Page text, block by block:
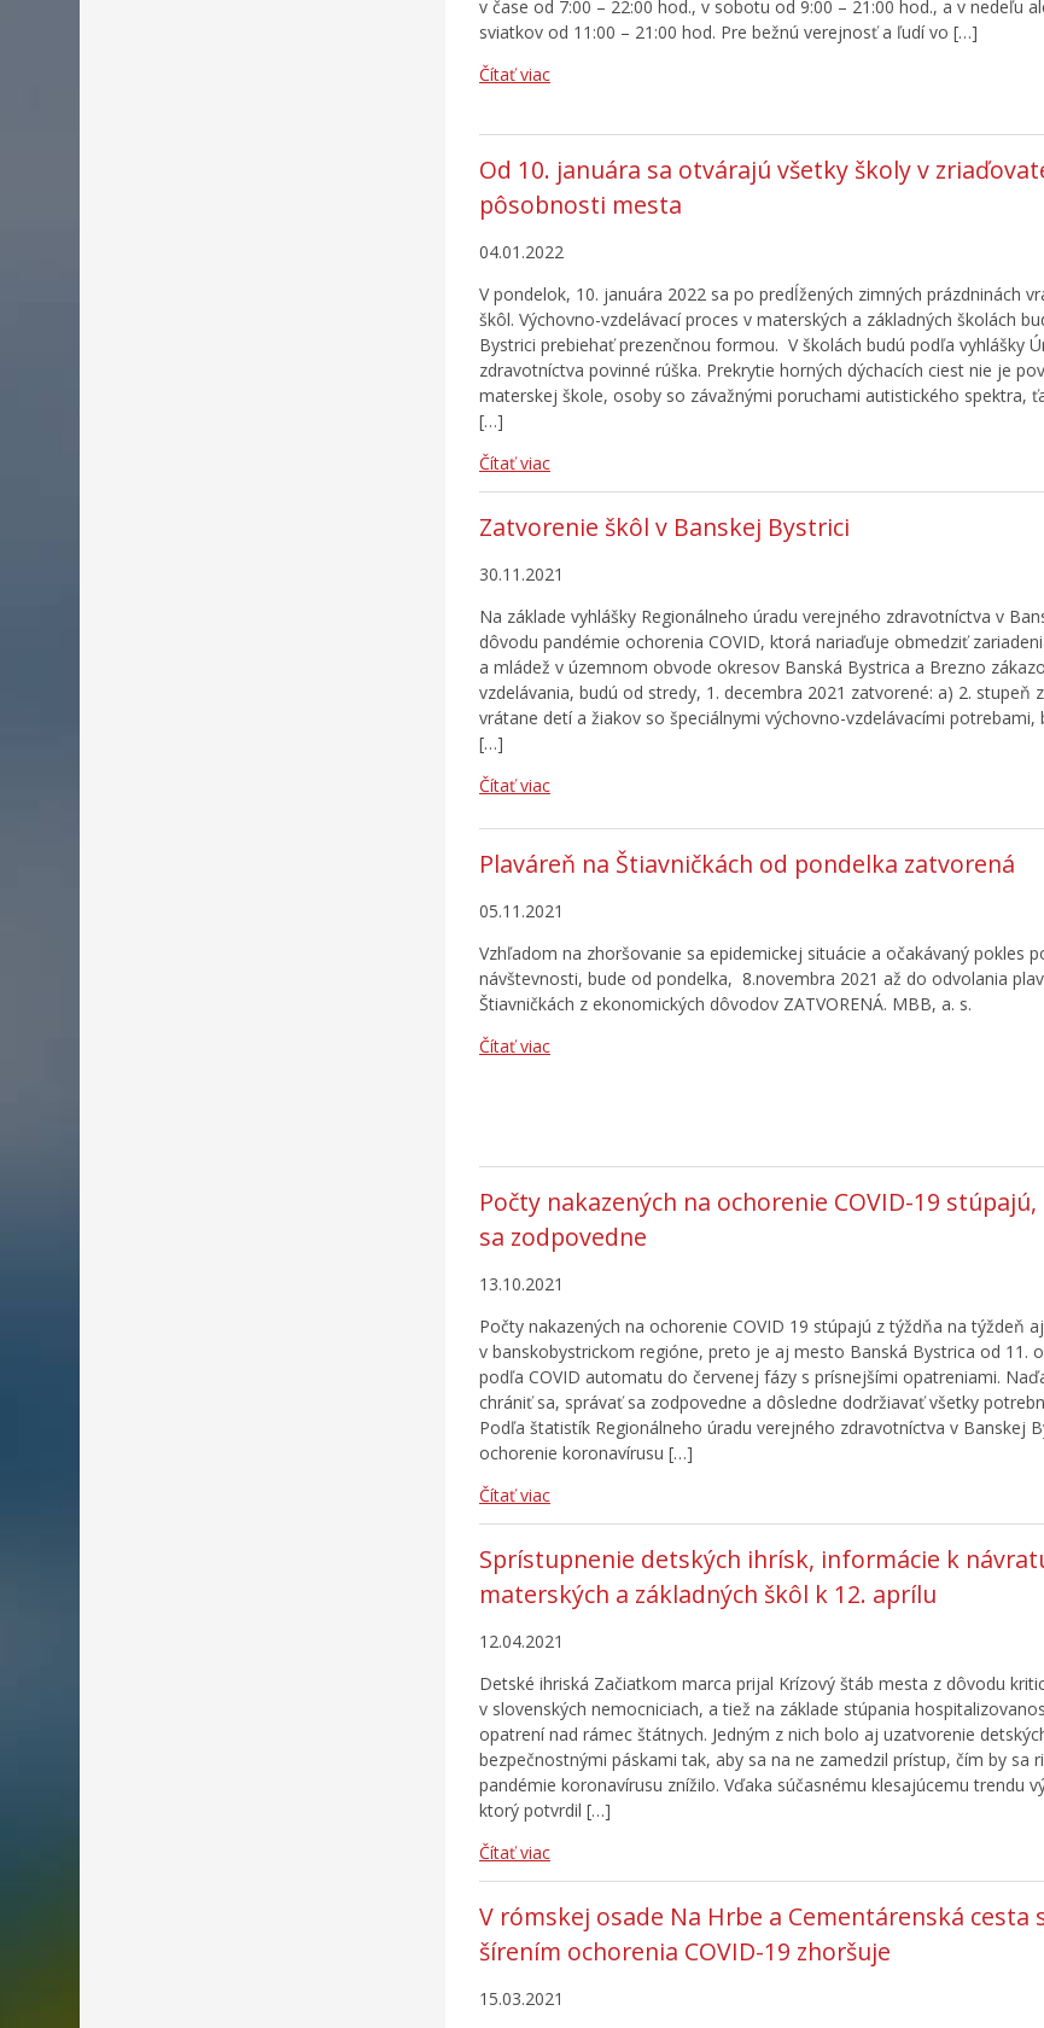
v čase od 7:00 – 22:00 hod., v sobotu od 9:00 – 21:00 hod., a v nedeľu
sviatkov od 11:00 – 21:00 hod. Pre bežnú verejnosť a ľudí vo […]
Čítať viac
Od 10. januára sa otvárajú všetky školy v
pôsobnosti mesta
04.01.2022
V pondelok, 10. januára 2022 sa po predĺžených zimných prázdninách
škôl. Výchovno-vzdelávací proces v materských a základných školách
Bystrici prebiehať prezenčnou formou. V školách budú podľa vyhlášky
zdravotníctva povinné rúška. Prekrytie horných dýchacích ciest nie je
materskej škole, osoby so závažnými poruchami autistického spektra,
[…]
Čítať viac
Zatvorenie škôl v Banskej Bystrici
30.11.2021
Na základe vyhlášky Regionálneho úradu verejného zdravotníctva v
dôvodu pandémie ochorenia COVID, ktorá nariaďuje obmedziť
a mládež v územnom obvode okresov Banská Bystrica a Brezno
vzdelávania, budú od stredy, 1. decembra 2021 zatvorené: a) 2. stupeň
vrátane detí a žiakov so špeciálnymi výchovno-vzdelávacími potrebami,
[…]
Čítať viac
Plaváreň na Štiavničkách od pondelka zatvorená
05.11.2021
Vzhľadom na zhoršovanie sa epidemickej situácie a očakávaný pokles
návštevnosti, bude od pondelka, 8.novembra 2021 až do odvolania
Štiavničkách z ekonomických dôvodov ZATVORENÁ. MBB, a. s.
Čítať viac
Počty nakazených na ochorenie COVID-19
sa zodpovedne
13.10.2021
Počty nakazených na ochorenie COVID 19 stúpajú z týždňa na týždeň aj
v banskobystrickom regióne, preto je aj mesto Banská Bystrica od 11.
podľa COVID automatu do červenej fázy s prísnejšími opatreniami.
chrániť sa, správať sa zodpovedne a dôsledne dodržiavať všetky
Podľa štatistík Regionálneho úradu verejného zdravotníctva v Banskej
ochorenie koronavírusu […]
Čítať viac
Sprístupnenie detských ihrísk, informácie k
materských a základných škôl k 12. aprílu
12.04.2021
Detské ihriská Začiatkom marca prijal Krízový štáb mesta z dôvodu
v slovenských nemocniciach, a tiež na základe stúpania
opatrení nad rámec štátnych. Jedným z nich bolo aj uzatvorenie
bezpečnostnými páskami tak, aby sa na ne zamedzil prístup, čím by sa
pandémie koronavírusu znížilo. Vďaka súčasnému klesajúcemu trendu
ktorý potvrdil […]
Čítať viac
V rómskej osade Na Hrbe a Cementárenská cesta
šírením ochorenia COVID-19 zhoršuje
15.03.2021